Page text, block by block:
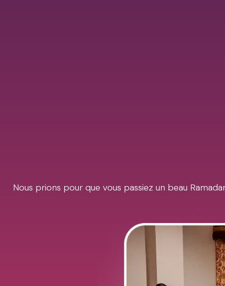
Nous prions pour que vous passiez un beau